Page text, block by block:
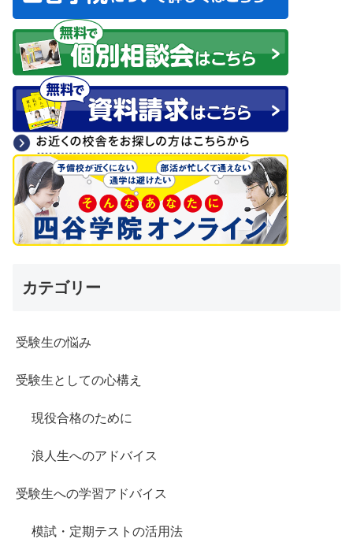
カテゴリー
受験生の悩み
受験生としての心構え
現役合格のために
浪人生へのアドバイス
受験生への学習アドバイス
模試・定期テストの活用法